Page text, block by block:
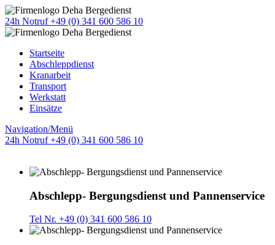
24h Notruf +49 (0) 341 600 586 10
Startseite
Abschleppdienst
Kranarbeit
Transport
Werkstatt
Einsätze
Navigation/Menü
24h Notruf +49 (0) 341 600 586 10
Abschlepp- Bergungsdienst und Pannenservice
Tel Nr. +49 (0) 341 600 586 10